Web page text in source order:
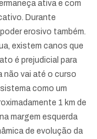
ativa e com
Durante
erosivo também.
existem canos que
é prejudicial para
não vai até o curso
como um
1 km de
margem esquerda
de evolução da